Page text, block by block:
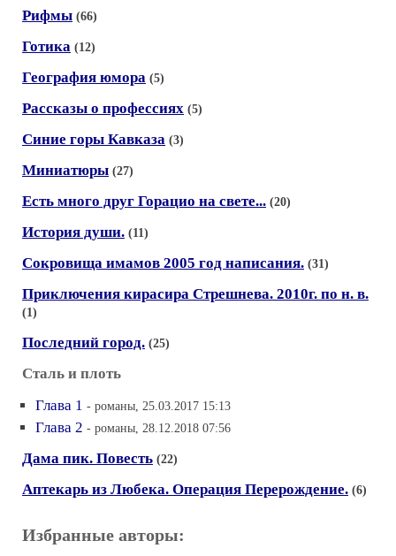
Рифмы (66)
Готика (12)
География юмора (5)
Рассказы о профессиях (5)
Синие горы Кавказа (3)
Миниатюры (27)
Есть много друг Горацио на свете... (20)
История души. (11)
Сокровища имамов 2005 год написания. (31)
Приключения кирасира Стрешнева. 2010г. по н. в.
(1)
Последний город. (25)
Сталь и плоть
Глава 1 - романы, 25.03.2017 15:13
Глава 2 - романы, 28.12.2018 07:56
Дама пик. Повесть (22)
Аптекарь из Любека. Операция Перерождение. (6)
Избранные авторы: